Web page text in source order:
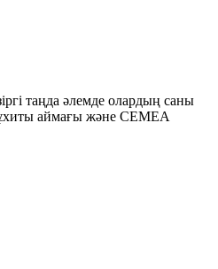
таңда әлемде олардың саны
аймағы және CEMEA